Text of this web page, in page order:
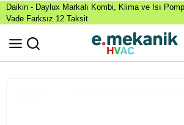
Daikin - Daylux Markalı Kombi, Klima ve Isı
Vade Farksız 12 Taksit